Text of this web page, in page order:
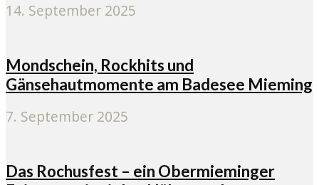
14. September 2025
Mondschein, Rockhits und
Gänsehautmomente am Badesee Mieming
7. September 2025
Das Rochusfest – ein Obermieminger